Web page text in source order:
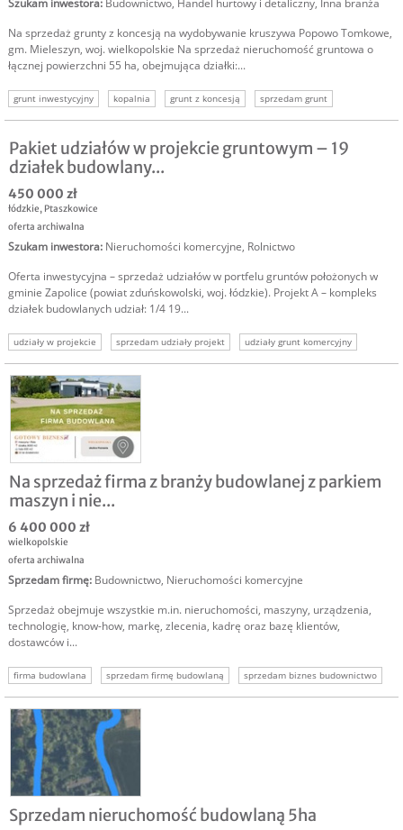
Szukam inwestora: Budownictwo, Handel hurtowy i detaliczny, Inna branża
Na sprzedaż grunty z koncesją na wydobywanie kruszywa Popowo Tomkowe,
gm. Mieleszyn, woj. wielkopolskie Na sprzedaż nieruchomość gruntowa o
łącznej powierzchni 55 ha, obejmująca działki:...
grunt inwestycyjny kopalnia grunt z koncesją sprzedam grunt
Pakiet udziałów w projekcie gruntowym – 19
działek budowlany...
450 000 zł
łódzkie, Ptaszkowice
oferta archiwalna
Szukam inwestora: Nieruchomości komercyjne, Rolnictwo
Oferta inwestycyjna – sprzedaż udziałów w portfelu gruntów położonych w
gminie Zapolice (powiat zduńskowolski, woj. łódzkie). Projekt A – kompleks
działek budowlanych udział: 1/4 19...
udziały w projekcie sprzedam udziały projekt
udziały grunt komercyjny
nieruchomość gruntowa
nieruchomość komercyjna
Na sprzedaż firma z branży budowlanej z parkiem
maszyn i nie...
6 400 000 zł
wielkopolskie
oferta archiwalna
Sprzedam firmę: Budownictwo, Nieruchomości komercyjne
Sprzedaż obejmuje wszystkie m.in. nieruchomości, maszyny, urządzenia,
technologię, know-how, markę, zlecenia, kadrę oraz bazę klientów,
dostawców i...
firma budowlana sprzedam firmę budowlaną
sprzedam biznes budownictwo
sprzedam firmę budownictwo
Sprzedam nieruchomość budowlaną 5ha